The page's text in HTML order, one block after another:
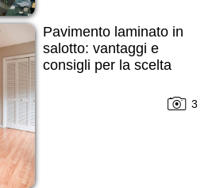
Pavimento laminato in
salotto: vantaggi e
consigli per la scelta
3